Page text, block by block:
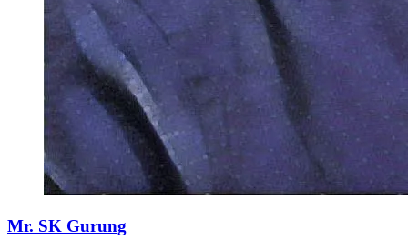
Mr. SK Gurung